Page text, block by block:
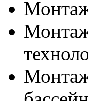
Монтаж
Монтаж